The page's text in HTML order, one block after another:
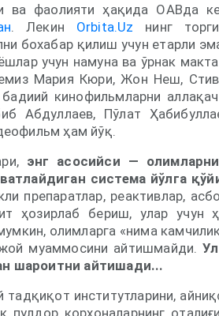
ва фаолияти ҳақида ОАВда
. Лекин Orbita.Uz нинг
бохабар қилиш учун етарли
учун намуна ва ўрнак
Мария Кюри, Жон Неш,
кинофильмларни
Абдуллаев, Пўлат
ҳам йўқ.
энг асосийси —
система йўлга
препаратлар, реактивлар,
ҳозирлаб бериш, улар учун
олимларга «нима
жой муаммосини айтишмайди.
шароитни айтишади...
институтларини,
корхоналарнинг